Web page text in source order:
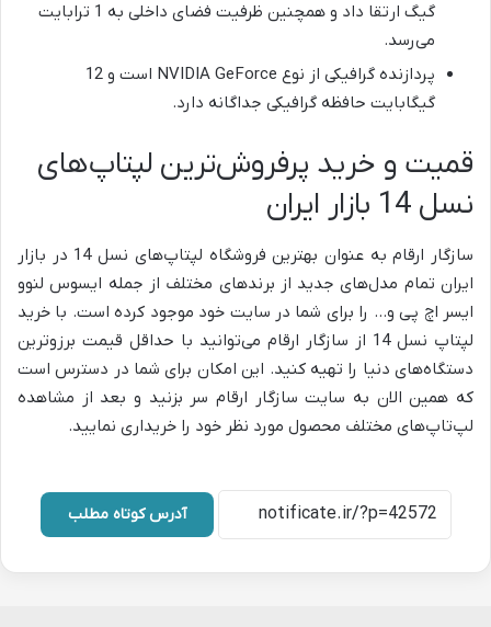
گیگ ارتقا داد و همچنین ظرفیت فضای داخلی به 1 ترابایت
می‌رسد.
پردازنده گرافیکی از نوع NVIDIA GeForce است و 12
گیگابایت حافظه گرافیکی جداگانه دارد.
قمیت و خرید پرفروش‌ترین لپتاپ‌های
نسل 14 بازار ایران
سازگار ارقام به عنوان بهترین فروشگاه لپتاپ‌های نسل 14 در بازار
ایران تمام مدل‌های جدید از برندهای مختلف از جمله ایسوس لنوو
ایسر اچ پی و… را برای شما در سایت خود موجود کرده است. با خرید
لپتاپ نسل 14 از سازگار ارقام می‌توانید با حداقل قیمت برزوترین
دستگاه‌های دنیا را تهیه کنید. این امکان برای شما در دسترس است
که همین الان به سایت سازگار ارقام سر بزنید و بعد از مشاهده
لپ‌تاپ‌های مختلف محصول مورد نظر خود را خریداری نمایید.
آدرس کوتاه مطلب